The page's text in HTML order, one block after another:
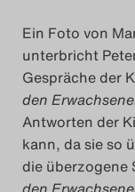
Ein Foto von
unterbricht
Gespräche der
den
Antworten der
kann, da sie so
die überzogene